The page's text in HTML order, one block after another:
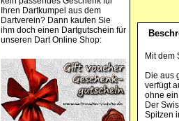
Ihren Dartkumpel aus dem
Dartverein? Dann kaufen Sie
ihm doch einen Dartgutschein für
unseren Dart Online Shop:
Mit dem
Die aus
verfügt
ohne
Der
Spitzen